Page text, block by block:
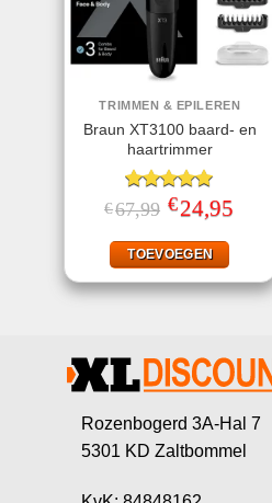
TRIMMEN & EPILEREN
Braun XT3100 baard- en
haartrimmer
Gewaardeerd
5.00uit 5
€67,99 Oorspronkelijke
prijs
€67,99.
€24,95prijs
TOEVOEGEN
Rozenbogerd 3A-Hal 7
5301 KD Zaltbommel